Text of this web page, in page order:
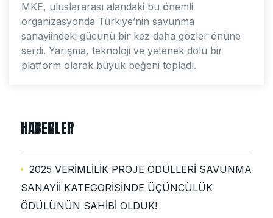
MKE, uluslararası alandaki bu önemli
organizasyonda Türkiye’nin savunma
sanayiindeki gücünü bir kez daha gözler önüne
serdi. Yarışma, teknoloji ve yetenek dolu bir
platform olarak büyük beğeni topladı.
HABERLER
2025 VERİMLİLİK PROJE ÖDÜLLERİ SAVUNMA
SANAYİİ KATEGORİSİNDE ÜÇÜNCÜLÜK
ÖDÜLÜNÜN SAHİBİ OLDUK!